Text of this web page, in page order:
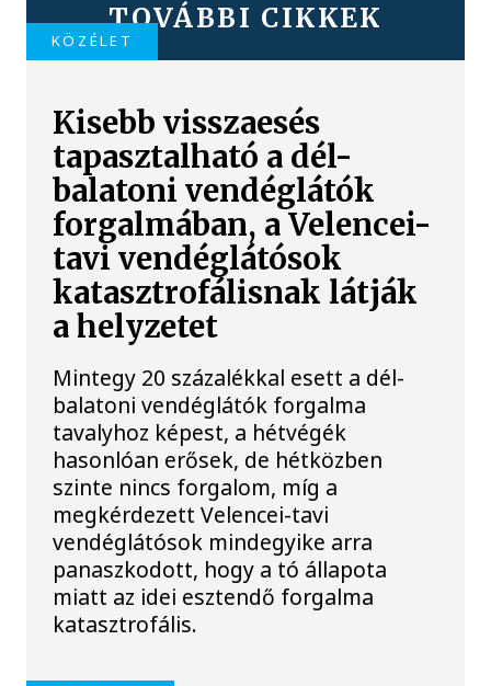
TOVÁBBI CIKKEK
KÖZÉLET
Kisebb visszaesés
tapasztalható a dél-
balatoni vendéglátók
forgalmában, a Velencei-
tavi vendéglátósok
katasztrofálisnak látják
a helyzetet
Mintegy 20 százalékkal esett a dél-
balatoni vendéglátók forgalma
tavalyhoz képest, a hétvégék
hasonlóan erősek, de hétközben
szinte nincs forgalom, míg a
megkérdezett Velencei-tavi
vendéglátósok mindegyike arra
panaszkodott, hogy a tó állapota
miatt az idei esztendő forgalma
katasztrofális.